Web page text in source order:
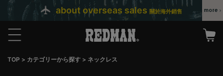
about overseas sales 關於海外銷售
TOP カテゴリーから探す ネックレス